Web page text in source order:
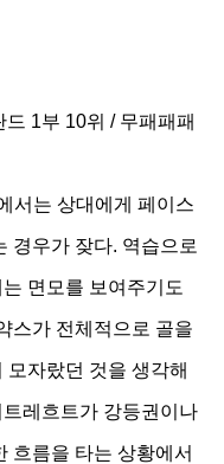
1부 10위 / 무패패패
서는 상대에게 페이스
경우가 잦다. 역습으로
면모를 보여주기도
스가 전체적으로 골을
모자랐던 것을 생각해
레흐트가 강등권이나
흐름을 타는 상황에서